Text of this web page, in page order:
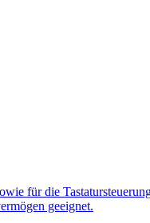
für die
geeignet.